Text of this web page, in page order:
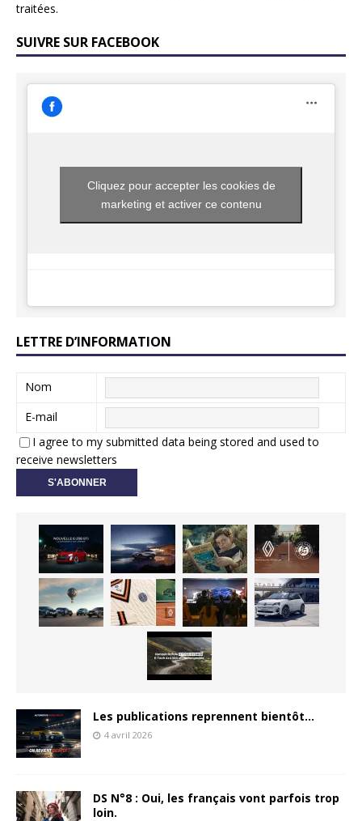
traitées.
SUIVRE SUR FACEBOOK
Cliquez pour accepter les cookies de
marketing et activer ce contenu
LETTRE D’INFORMATION
Nom
E-mail
I agree to my submitted data being stored and used to
receive newsletters
Les publications reprennent bientôt…
4 avril 2026
DS N°8 : Oui, les français vont parfois trop
loin.